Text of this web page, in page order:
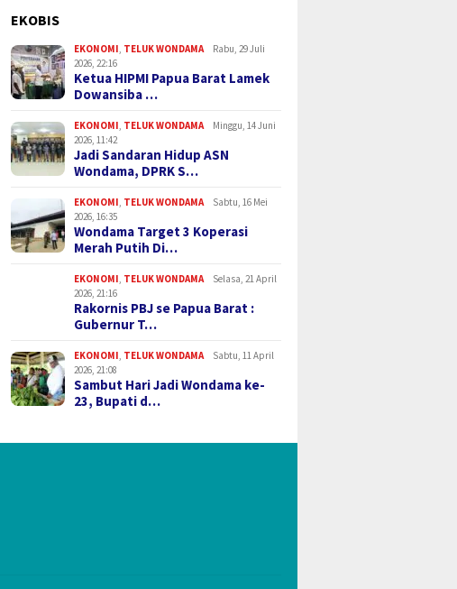
EKOBIS
EKONOMI TELUK WONDAMA
Rabu, 29 Juli
2026, 22:16
Ketua HIPMI Papua Barat Lamek
Dowansiba …
EKONOMI TELUK WONDAMA
Minggu, 14 Juni
2026, 11:42
Jadi Sandaran Hidup ASN
Wondama, DPRK S…
EKONOMI TELUK WONDAMA
Sabtu, 16 Mei
2026, 16:35
Wondama Target 3 Koperasi
Merah Putih Di…
EKONOMI TELUK WONDAMA
Selasa, 21 April
2026, 21:16
Rakornis PBJ se Papua Barat :
Gubernur T…
EKONOMI TELUK WONDAMA
Sabtu, 11 April
2026, 21:08
Sambut Hari Jadi Wondama ke-
23, Bupati d…